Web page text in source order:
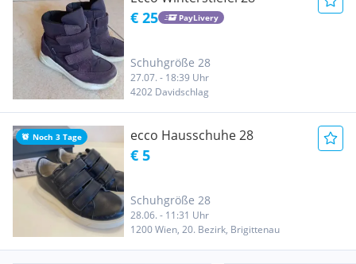
€ 25 PayLivery
Schuhgröße 28
27.07. - 18:39 Uhr
4202 Davidschlag
Noch 3 Tage ecco Hausschuhe 28
€ 5
Schuhgröße 28
28.06. - 11:31 Uhr
1200 Wien, 20. Bezirk, Brigittenau